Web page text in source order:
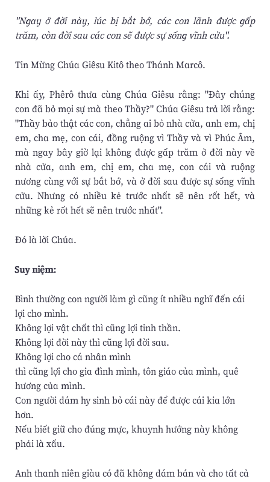
"Ngay ở đời này, lúc bị bắt bớ, các con lãnh được gấp
trăm, còn đời sau các con sẽ được sự sống vĩnh cửu".
Tin Mừng Chúa Giêsu Kitô theo Thánh Marcô.
Khi ấy, Phêrô thưa cùng Chúa Giêsu rằng: "Ðây chúng
con đã bỏ mọi sự mà theo Thầy?" Chúa Giêsu trả lời rằng:
"Thầy bảo thật các con, chẳng ai bỏ nhà cửa, anh em, chị
em, cha mẹ, con cái, đồng ruộng vì Thầy và vì Phúc Âm,
mà ngay bây giờ lại không được gấp trăm ở đời này về
nhà cửa, anh em, chị em, cha mẹ, con cái và ruộng
nương cùng với sự bắt bớ, và ở đời sau được sự sống vĩnh
cửu. Nhưng có nhiều kẻ trước nhất sẽ nên rốt hết, và
những kẻ rốt hết sẽ nên trước nhất".
Ðó là lời Chúa.
Suy niệm:
Bình thường con người làm gì cũng ít nhiều nghĩ đến cái
lợi cho mình.
Không lợi vật chất thì cũng lợi tinh thần.
Không lợi đời này thì cũng lợi đời sau.
Không lợi cho cá nhân mình
thì cũng lợi cho gia đình mình, tôn giáo của mình, quê
hương của mình.
Con người dám hy sinh bỏ cái này để được cái kia lớn
hơn.
Nếu biết giữ cho đúng mực, khuynh hướng này không
phải là xấu.
Anh thanh niên giàu có đã không dám bán và cho tất cả